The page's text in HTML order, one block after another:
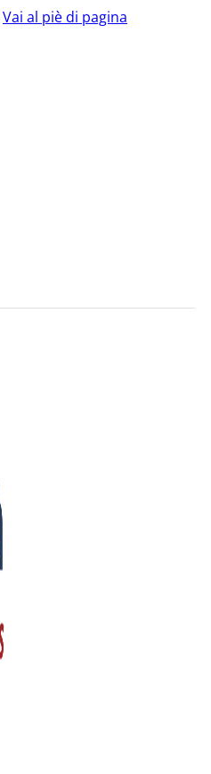
Vai al piè di pagina